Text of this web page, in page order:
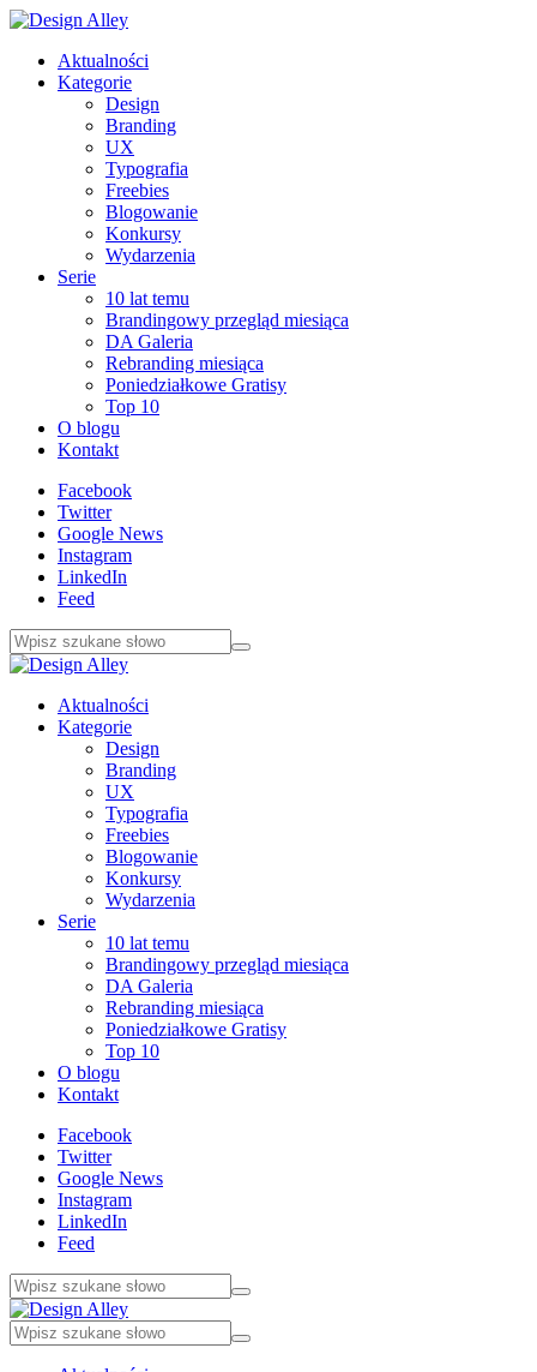
Aktualności
Kategorie
Design
Branding
UX
Typografia
Freebies
Blogowanie
Konkursy
Wydarzenia
Serie
10 lat temu
Brandingowy przegląd miesiąca
DA Galeria
Rebranding miesiąca
Poniedziałkowe Gratisy
Top 10
O blogu
Kontakt
Facebook
Twitter
Google News
Instagram
LinkedIn
Feed
Aktualności
Kategorie
Design
Branding
UX
Typografia
Freebies
Blogowanie
Konkursy
Wydarzenia
Serie
10 lat temu
Brandingowy przegląd miesiąca
DA Galeria
Rebranding miesiąca
Poniedziałkowe Gratisy
Top 10
O blogu
Kontakt
Facebook
Twitter
Google News
Instagram
LinkedIn
Feed